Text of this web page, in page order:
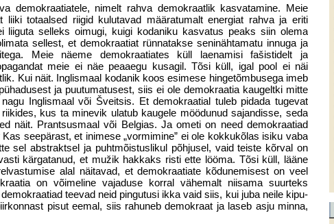
demokraatiatele, nimelt rahva demokraatlik kasvatamine. Meie
liiki totaalsed riigid kulutavad määratumalt energiat rahva ja eriti
liiguta selleks oimugi, kuigi kodaniku kasvatus peaks siin olema
sellest, et demokraatiat rünnatakse seninähtamatu innuga ja
Meie näeme demokraatiates küll laenamisi fašistidelt ja
meie ei näe peaaegu kusa­gil. Tõsi küll, igal pool ei näi
Kui näit. Inglismaal kodanik koos esimese hingetõmbusega imeb
ja puutumatusest, siis ei ole demokraatia kaugeltki mitte
Inglismaal või Šveitsis. Et demokraatial tuleb pidada tugevat
kus ta mine­vik ulatub kaugele möödunud sajandisse, seda
näit. Prantsusmaal või Belgias. Ja ometi on need demokraatiad
see­pärast, et inimese „vormimine” ei ole kokkukõlas isiku vaba
sel abstraktsel ja puhtmõistuslikul põhjusel, vaid teiste kõrval on
kärgatanud, et mužik hakkaks risti ette lööma. Tõsi küll, lääne
alal näitavad, et demokraatiate kõdunemisest on veel
on võime­line vajaduse korral vähemalt niisama suurteks
teevad neid pingutusi ikka vaid siis, kui juba neile kipu­
pisut eemal, siis rahuneb demokraat ja laseb asju minna,